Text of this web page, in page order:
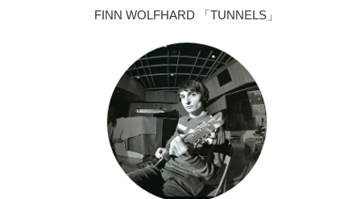
FINN WOLFHARD 「TUNNELS」